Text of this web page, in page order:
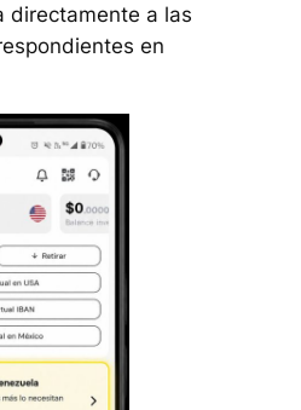
directamente a las
en